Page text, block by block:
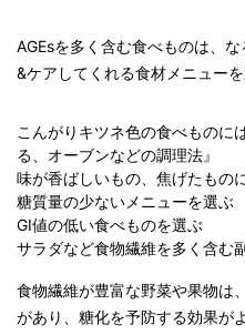
AGEsを多く含む食べものは、
&ケアしてくれる食材メニューを
こんがりキツネ色の食べものに
る、オーブンなどの調理法』
味が香ばしいもの、焦げたもの
糖質量の少ないメニューを選ぶ
GI値の低い食べものを選ぶ
サラダなど食物繊維を多く含
食物繊維が豊富な野菜や果物は
があり、糖化を予防する効果が